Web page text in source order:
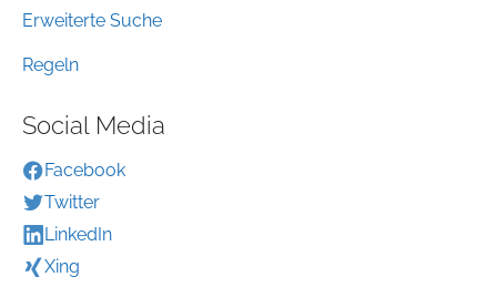
Erweiterte Suche
Regeln
Social Media
Facebook
Twitter
LinkedIn
Xing